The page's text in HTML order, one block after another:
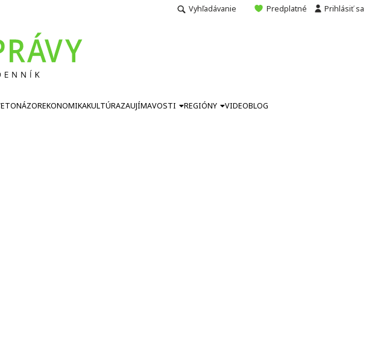
Vyhľadávanie Predplatné Prihlásiť sa
EKONOMIKAKULTÚRAZAUJÍMAVOSTI REGIÓNY VIDEOBLOG